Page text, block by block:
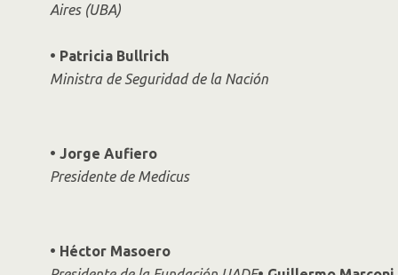
Aires (UBA)
• Patricia Bullrich
Ministra de Seguridad de la Nación
• Jorge Aufiero
Presidente de Medicus
• Héctor Masoero